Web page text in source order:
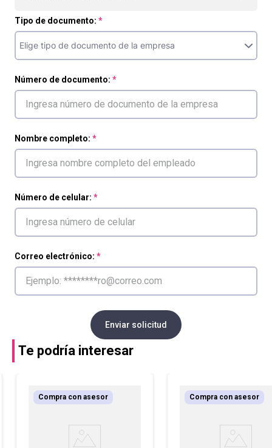
Tipo de documento:
Número de documento:
Nombre completo:
Número de celular:
Correo electrónico:
Enviar solicitud
Te podría interesar
Compra con asesor Compra con asesor